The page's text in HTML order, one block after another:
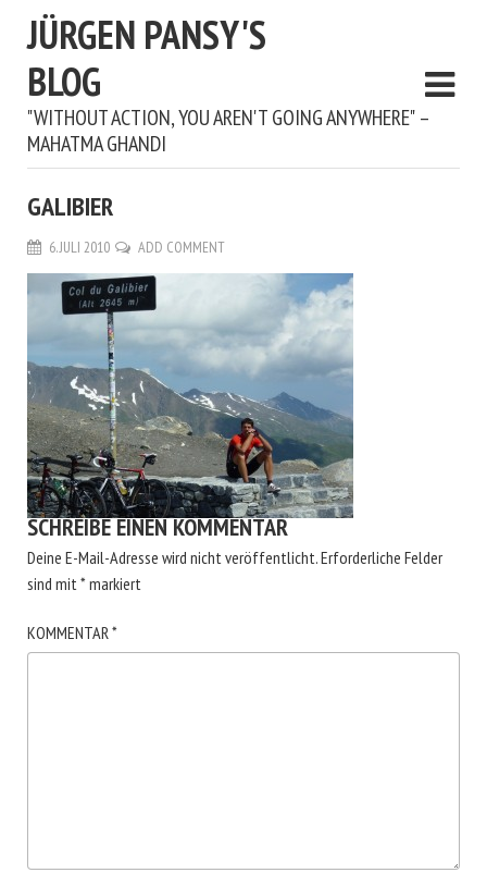
JÜRGEN PANSY'S
BLOG
"WITHOUT ACTION, YOU AREN'T GOING ANYWHERE" –
MAHATMA GHANDI
GALIBIER
6. JULI 2010 ADD COMMENT
SCHREIBE EINEN KOMMENTAR
Deine E-Mail-Adresse wird nicht veröffentlicht.Erforderliche Felder
sind mit*markiert
KOMMENTAR*